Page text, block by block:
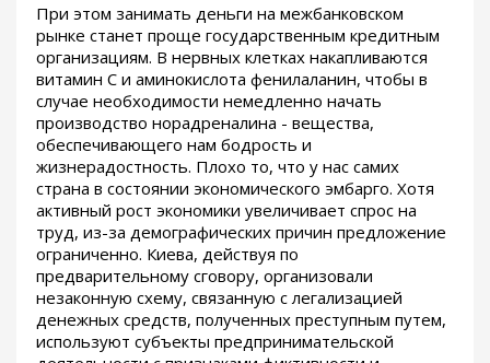
При этом занимать деньги на межбанковском
рынке станет проще государственным кредитным
организациям. В нервных клетках накапливаются
витамин С и аминокислота фенилаланин, чтобы в
случае необходимости немедленно начать
производство норадреналина - вещества,
обеспечивающего нам бодрость и
жизнерадостность. Плохо то, что у нас самих
страна в состоянии экономического эмбарго. Хотя
активный рост экономики увеличивает спрос на
труд, из-за демографических причин предложение
ограниченно. Киева, действуя по
предварительному сговору, организовали
незаконную схему, связанную с легализацией
денежных средств, полученных преступным путем,
используют субъекты предпринимательской